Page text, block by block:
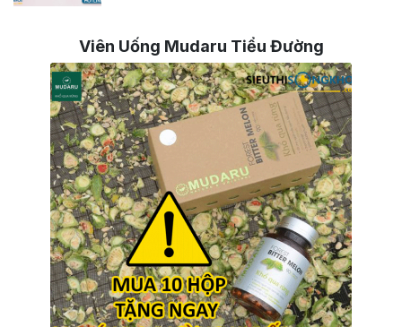
Viên Uống Mudaru Tiểu Đường